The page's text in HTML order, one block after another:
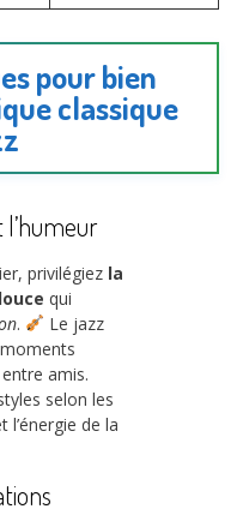
pour bien
classique
privilégiez la
qui
.
Le jazz
amis.
selon les
de la